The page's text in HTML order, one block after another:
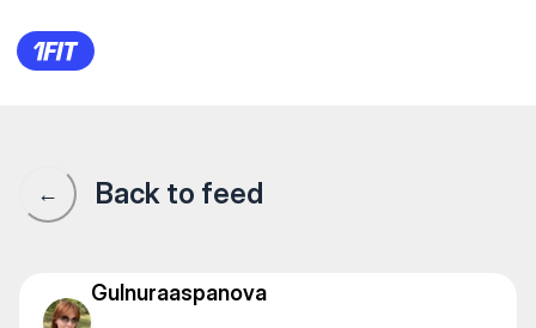
Как всегда шикарно 😍
← Back to feed
Gulnuraaspanova